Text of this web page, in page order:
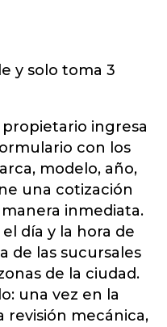
y solo toma 3
propietario ingresa
con los
modelo, año,
una cotización
inmediata.
día y la hora de
de las sucursales
de la ciudad.
una vez en la
revisión mecánica,